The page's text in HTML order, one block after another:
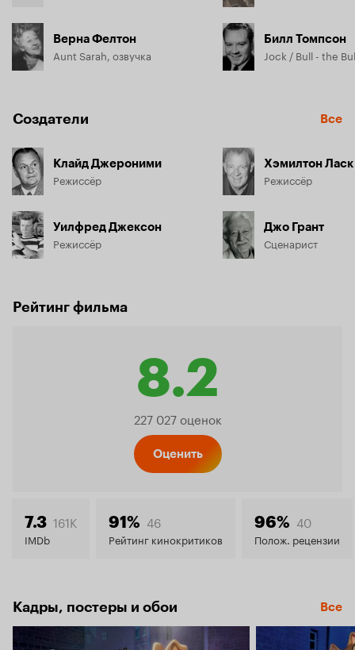
Верна Фелтон
Aunt Sarah, озвучка
Билл Томпсон
Создатели Все
Клайд Джероними
Режиссёр
Уилфред Джексон
Режиссёр
Хэмилтон Ласк
Режиссёр
Джо Грант
Сценарист
Рейтинг фильма
8.2
Рейтинг
8.2
227 027 оценок
Оценить
7.3 161K
IMDb
91% 46
Рейтинг кинокритиков
96% 40
Полож. рецензии
Кадры, постеры и обои Все